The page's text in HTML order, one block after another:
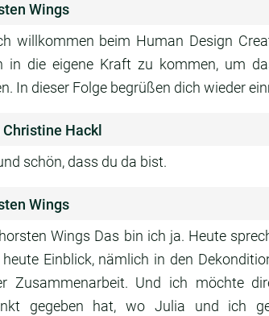
Wings
willkommen beim Human Design
in die eigene Kraft zu kommen, um
In dieser Folge begrüßen dich wieder
Hackl
schön, dass du da bist.
Wings
Wings Das bin ich ja. Heute
heute Einblick, nämlich in den
Zusammenarbeit. Und ich möchte
gegeben hat, wo Julia und ich